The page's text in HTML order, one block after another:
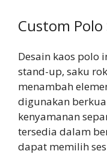
Custom
Desain kaos polo
stand-up, saku
menambah
digunakan
kenyamanan
tersedia dalam
dapat memilih